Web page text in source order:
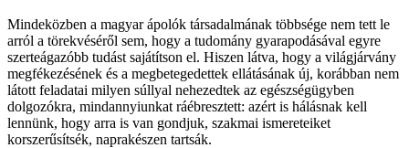
Mindeközben a magyar ápolók társadalmának többsége nem tett le
arról a törekvéséről sem, hogy a tudomány gyarapodásával egyre
szerteágazóbb tudást sajátítson el. Hiszen látva, hogy a világjárvány
megfékezésének és a megbetegedettek ellátásának új, korábban nem
látott feladatai milyen súllyal nehezedtek az egészségügyben
dolgozókra, mindannyiunkat ráébresztett: azért is hálásnak kell
lennünk, hogy arra is van gondjuk, szakmai ismereteiket
korszerűsítsék, naprakészen tartsák.